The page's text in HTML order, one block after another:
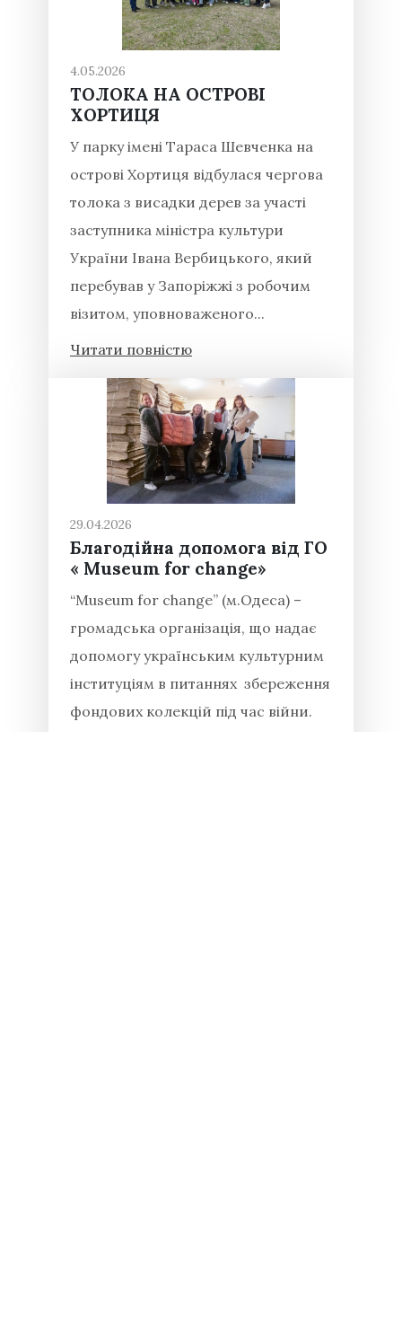
4.05.2026
ТОЛОКА НА ОСТРОВІ
ХОРТИЦЯ
У парку імені Тараса Шевченка на
острові Хортиця відбулася чергова
толока з висадки дерев за участі
заступника міністра культури
України Івана Вербицького, який
перебував у Запоріжжі з робочим
візитом, уповноваженого...
Читати повністю
29.04.2026
Благодійна допомога від ГО
« Museum for change»
“Museum for change” (м.Одеса) –
громадська організація, що надає
допомогу українським культурним
інституціям в питаннях збереження
фондових колекцій під час війни.